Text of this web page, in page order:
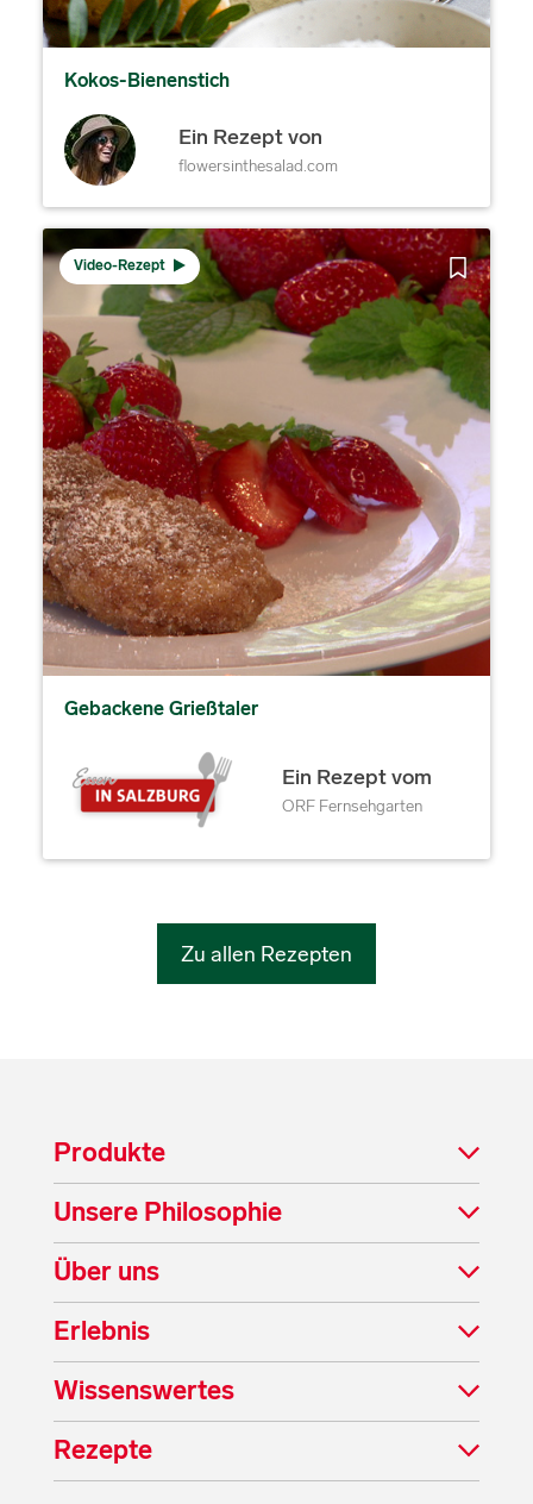
Kokos-Bienenstich
Ein Rezept von
flowersinthesalad.com
Video-Rezept
Gebackene Grießtaler
Ein Rezept vom
ORF Fernsehgarten
Zu allen Rezepten
Produkte
Unsere Philosophie
Über uns
Erlebnis
Wissenswertes
Rezepte